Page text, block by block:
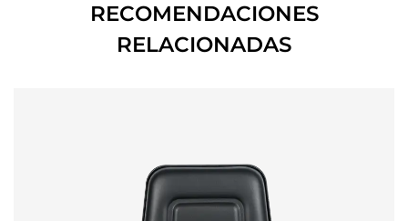
RECOMENDACIONES
RELACIONADAS